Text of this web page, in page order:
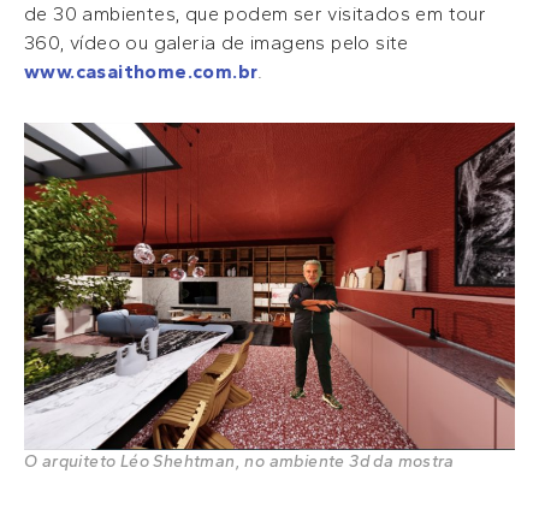
de 30 ambientes, que podem ser visitados em tour
360, vídeo ou galeria de imagens pelo site
www.casaithome.com.br.
O arquiteto Léo Shehtman, no ambiente 3d da mostra